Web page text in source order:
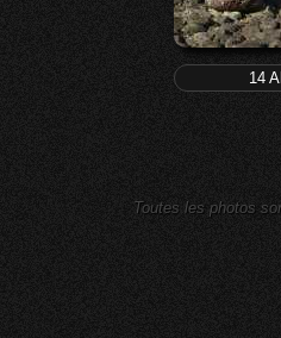
14
Toutes les photos